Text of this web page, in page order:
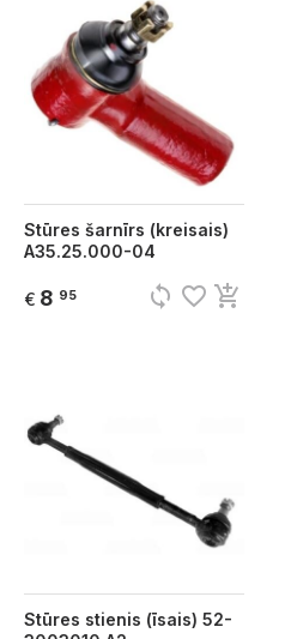
Stūres šarnīrs (kreisais)
A35.25.000-04
€ 8 95 sync favorite_border add_shopping_cart
Stūres stienis (īsais) 52-